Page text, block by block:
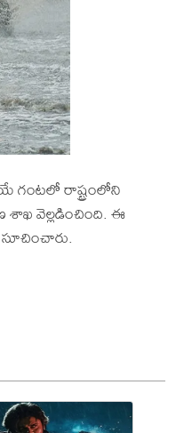
గంటలో రాష్ట్రంలోని
శాఖ వెల్లడించింది. ఈ
సూచించారు.